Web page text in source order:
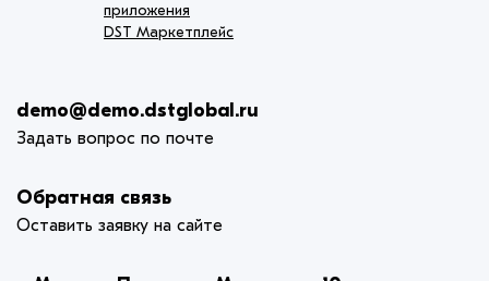
приложения
DST Маркетплейс
demo@demo.dstglobal.ru
Задать вопрос по почте
Обратная связь
Оставить заявку на сайте